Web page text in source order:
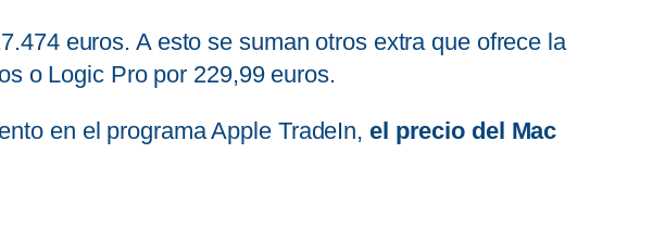
euros. A esto se suman otros extra que ofrece la
o Logic Pro por 229,99 euros.
en el programa Apple TradeIn, el precio del Mac